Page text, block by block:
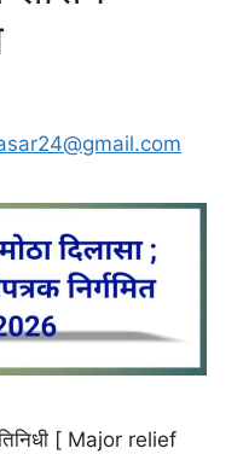
[ Major relief